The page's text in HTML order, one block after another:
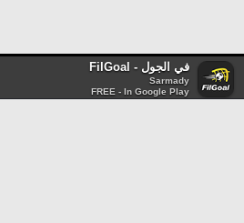
في الجول - FilGoal
Sarmady
FREE - In Google Play